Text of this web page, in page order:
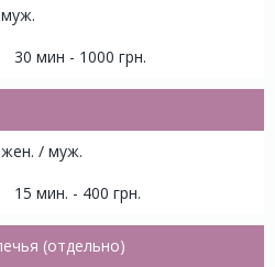
муж.
30 мин - 1000 грн.
жен. / муж.
15 мин. - 400 грн.
(отдельно)